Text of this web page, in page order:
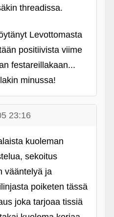
threadissa.
Levottomasta
positiivista viime
festareillakaan...
minussa!
23:16
kuoleman
sekoitus
vääntelyä ja
poiketen tässä
joka tarjoaa tissiä